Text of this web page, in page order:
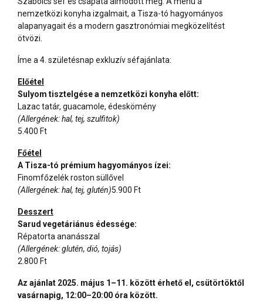
nemzetközi konyha izgalmait, a Tisza-tó hagyományos
alapanyagait és a modern gasztronómiai megközelítést
ötvözi.
Íme a 4. születésnap exkluzív séfajánlata:
Előétel
Sulyom tisztelgése a nemzetközi konyha előtt:
Lazac tatár, guacamole, édeskömény
(Allergének: hal, tej, szulfitok)
5.400 Ft
Főétel
A Tisza-tó prémium hagyományos ízei:
Finomfőzelék roston süllővel
(Allergének: hal, tej, glutén)5.900 Ft
Desszert
Sarud vegetáriánus édessége:
Répatorta ananásszal
(Allergének: glutén, dió, tojás)
2.800 Ft
Az ajánlat 2025. május 1–11. között érhető el, csütörtöktől
vasárnapig, 12:00–20:00 óra között.